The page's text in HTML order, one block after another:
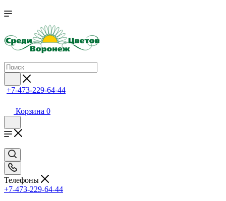
+7-473-229-64-44
Корзина 0
Телефоны
+7-473-229-64-44